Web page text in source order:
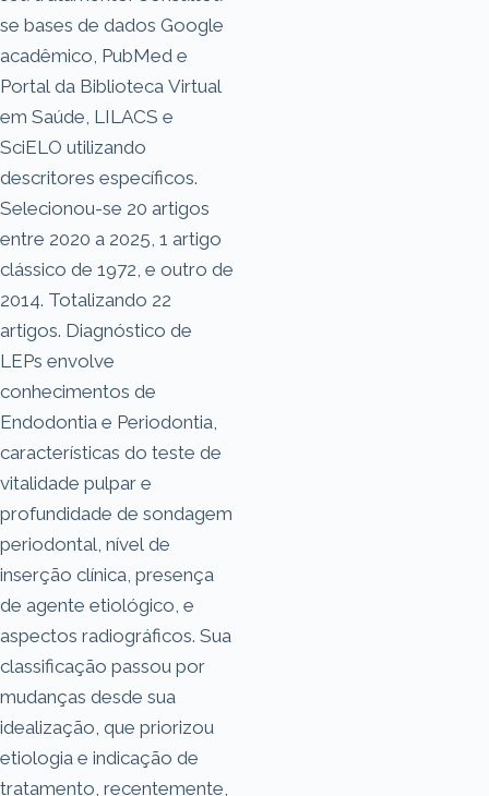
se bases de dados Google
acadêmico, PubMed e
Portal da Biblioteca Virtual
em Saúde, LILACS e
SciELO utilizando
descritores específicos.
Selecionou-se 20 artigos
entre 2020 a 2025, 1 artigo
clássico de 1972, e outro de
2014. Totalizando 22
artigos. Diagnóstico de
LEPs envolve
conhecimentos de
Endodontia e Periodontia,
características do teste de
vitalidade pulpar e
profundidade de sondagem
periodontal, nível de
inserção clínica, presença
de agente etiológico, e
aspectos radiográficos. Sua
classificação passou por
mudanças desde sua
idealização, que priorizou
etiologia e indicação de
tratamento, recentemente,